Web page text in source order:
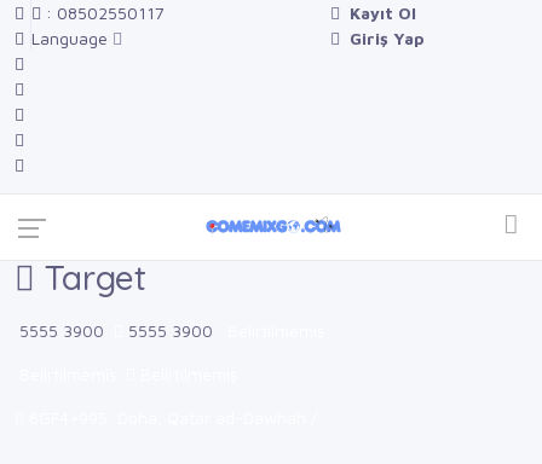
: 08502550117
Language
Kayıt Ol
Giriş Yap
Target
5555 3900 5555 3900